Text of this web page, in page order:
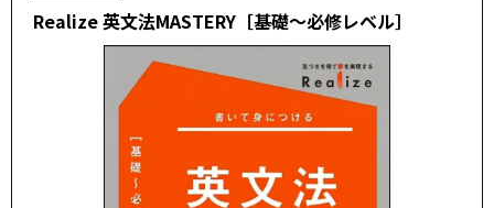
Realize 英文法MASTERY［基礎～必修レベル］